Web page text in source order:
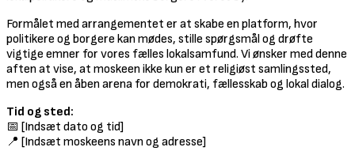
Formålet med arrangementet er at skabe en platform, hvor
politikere og borgere kan mødes, stille spørgsmål og drøfte
vigtige emner for vores fælles lokalsamfund. Vi ønsker med denne
aften at vise, at moskeen ikke kun er et religiøst samlingssted,
men også en åben arena for demokrati, fællesskab og lokal dialog.
Tid og sted:
📅 [Indsæt dato og tid]
📍 [Indsæt moskeens navn og adresse]